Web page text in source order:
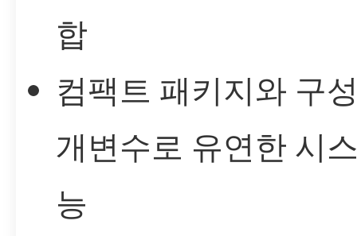
합
컴팩트 패키지와 구
개변수로 유연한 시
능